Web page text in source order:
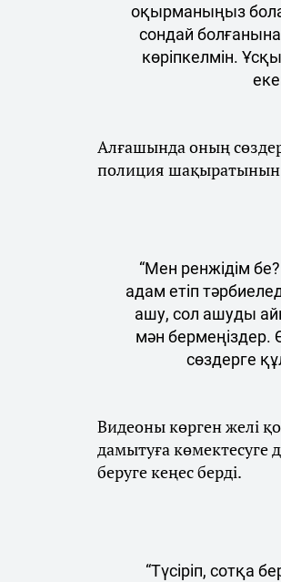
оқырманыңыз
сондай
көріпкелмін.
Алғашында оның
полиция шақыратынын
“Мен ренжідім
адам етіп
ашу, сол ашуды
мән бермеңіздер.
сөздерге
Видеоны көрген желі
дамытуға көмектесуге
беруге кеңес берді.
“Түсіріп, сотқа